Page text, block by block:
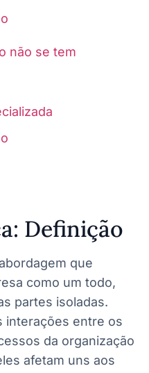
não se tem
Definição
que
como um todo,
partes isoladas.
interações entre os
da organização
afetam uns aos